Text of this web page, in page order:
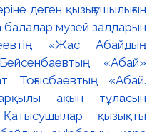
деген қызығушылығын
музей залдарын
«Жас Абайдың
«Абай»
Тоғысбаевтың «Абай.
ақын тұлғасын
қызықты